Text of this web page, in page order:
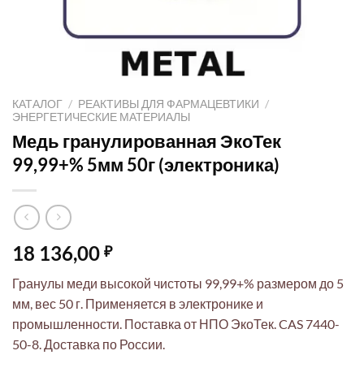
КАТАЛОГ / РЕАКТИВЫ ДЛЯ ФАРМАЦЕВТИКИ /
ЭНЕРГЕТИЧЕСКИЕ МАТЕРИАЛЫ
Медь гранулированная ЭкоТек
99,99+% 5мм 50г (электроника)
18 136,00 ₽
Гранулы меди высокой чистоты 99,99+% размером до 5
мм, вес 50 г. Применяется в электронике и
промышленности. Поставка от НПО ЭкоТек. CAS 7440-
50-8. Доставка по России.